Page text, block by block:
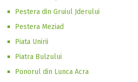
Pestera din Gruiul Jderului
Pestera Meziad
Piata Unirii
Piatra Bulzului
Ponorul din Lunca Acra